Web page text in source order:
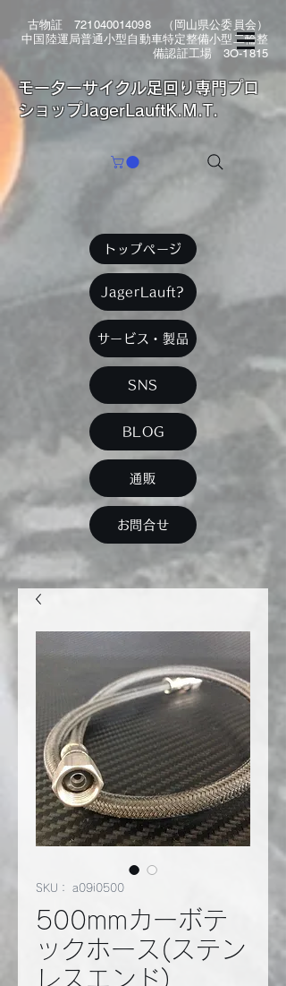
古物証 721040014098（岡山県公委員会）
中国陸運局普通小型自動車特定整備小型二輪整
備認証工場 3O-1815
​モーターサイクル足回り専門プロ
ショップJagerLauftK.M.T.
トップページ
JagerLauft?
サービス・製品
SNS
BLOG
通販
お問合せ
SKU： a09i0500
500mmカーボテ
ックホース(ステン
レスエンド)